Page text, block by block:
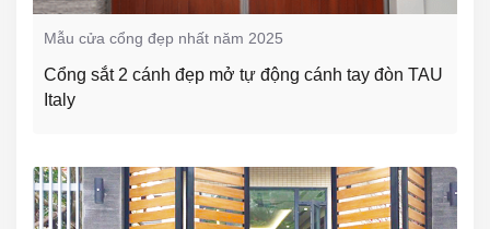
Mẫu cửa cổng đẹp nhất năm 2025
Cổng sắt 2 cánh đẹp mở tự động cánh tay đòn TAU
Italy